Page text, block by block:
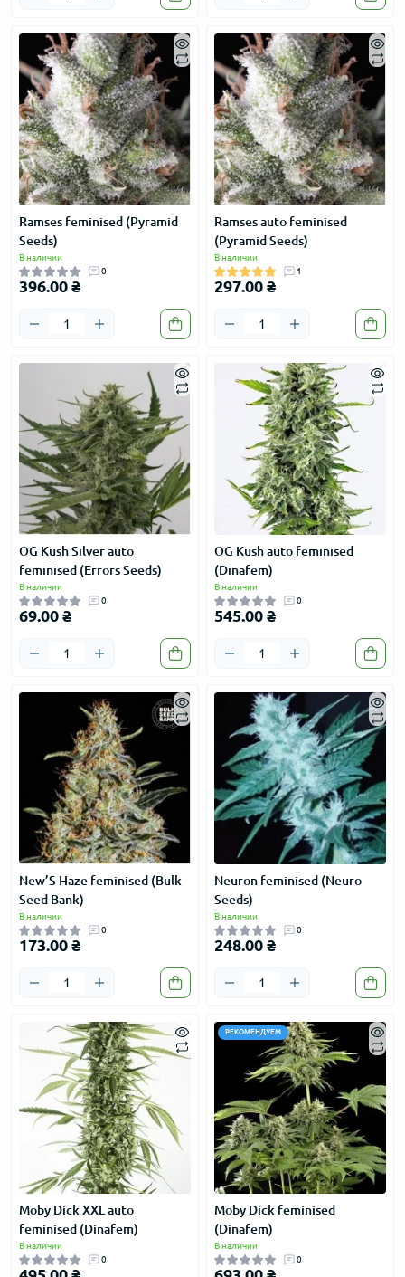
Ramses feminised (Pyramid
Seeds)
В наличии
0
396.00 ₴
Ramses auto feminised
(Pyramid Seeds)
В наличии
1
297.00 ₴
OG Kush Silver auto
feminised (Errors Seeds)
В наличии
0
69.00 ₴
OG Kush auto feminised
(Dinafem)
В наличии
0
545.00 ₴
New’S Haze feminised (Bulk
Seed Bank)
В наличии
0
173.00 ₴
Neuron feminised (Neuro
Seeds)
В наличии
0
248.00 ₴
Moby Dick XXL auto
feminised (Dinafem)
В наличии
0
РЕКОМЕНДУЕМ
Moby Dick feminised
(Dinafem)
В наличии
0